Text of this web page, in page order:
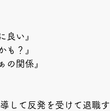
良い』
も？』
の関係』
して反発を受けて退職す